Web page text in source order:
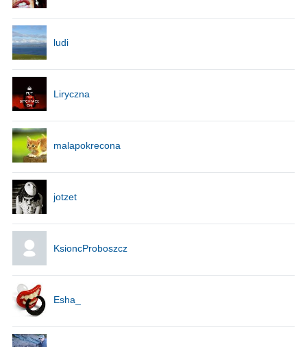
ludi
Liryczna
malapokrecona
jotzet
KsioncProboszcz
Esha_